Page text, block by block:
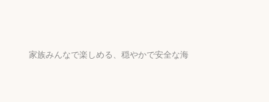
家族みんなで楽しめる、穏やかで安全な海